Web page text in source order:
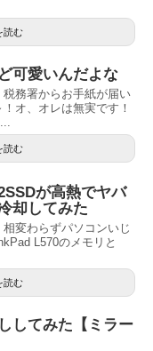
読む
可愛いんだよな
務署からお手紙が届い
オ、オレは無実です！
読む
が高熱でヤバ
却してみた
変わらずパソコンいじ
L570のメモリと
読む
してみた【ミラー